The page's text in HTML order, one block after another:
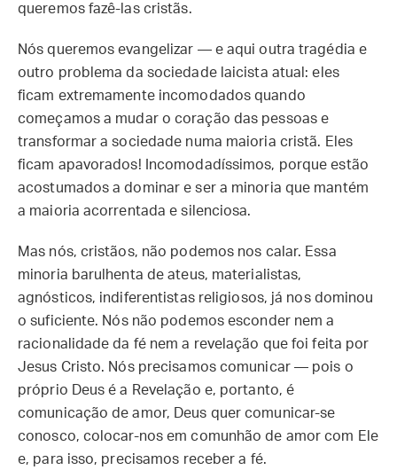
queremos fazê-las cristãs.
Nós queremos evangelizar — e aqui outra tragédia e
outro problema da sociedade laicista atual: eles
ficam extremamente incomodados quando
começamos a mudar o coração das pessoas e
transformar a sociedade numa maioria cristã. Eles
ficam apavorados! Incomodadíssimos, porque estão
acostumados a dominar e ser a minoria que mantém
a maioria acorrentada e silenciosa.
Mas nós, cristãos, não podemos nos calar. Essa
minoria barulhenta de ateus, materialistas,
agnósticos, indiferentistas religiosos, já nos dominou
o suficiente. Nós não podemos esconder nem a
racionalidade da fé nem a revelação que foi feita por
Jesus Cristo. Nós precisamos comunicar — pois o
próprio Deus é a Revelação e, portanto, é
comunicação de amor, Deus quer comunicar-se
conosco, colocar-nos em comunhão de amor com Ele
e, para isso, precisamos receber a fé.